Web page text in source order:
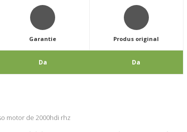
Garantie
Da
Produs original
Da
motor de 2000hdi rhz